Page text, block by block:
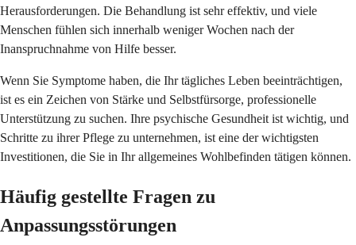
Herausforderungen. Die Behandlung ist sehr effektiv, und viele
Menschen fühlen sich innerhalb weniger Wochen nach der
Inanspruchnahme von Hilfe besser.
Wenn Sie Symptome haben, die Ihr tägliches Leben beeinträchtigen,
ist es ein Zeichen von Stärke und Selbstfürsorge, professionelle
Unterstützung zu suchen. Ihre psychische Gesundheit ist wichtig, und
Schritte zu ihrer Pflege zu unternehmen, ist eine der wichtigsten
Investitionen, die Sie in Ihr allgemeines Wohlbefinden tätigen können.
Häufig gestellte Fragen zu
Anpassungsstörungen